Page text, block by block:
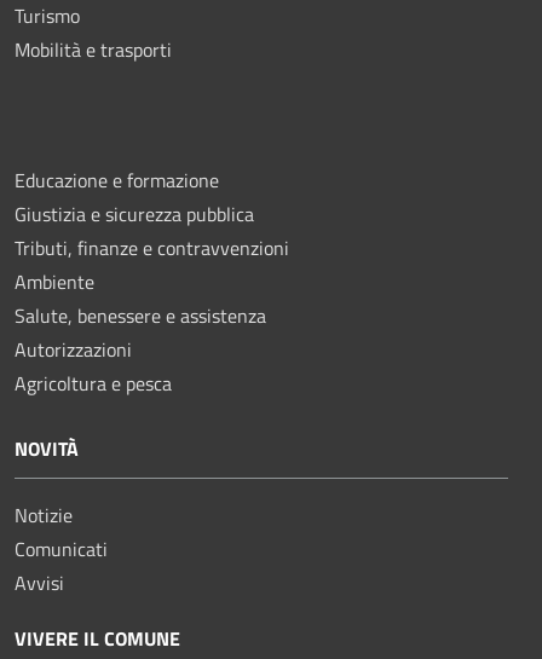
Turismo
Mobilità e trasporti
Educazione e formazione
Giustizia e sicurezza pubblica
Tributi, finanze e contravvenzioni
Ambiente
Salute, benessere e assistenza
Autorizzazioni
Agricoltura e pesca
NOVITÀ
Notizie
Comunicati
Avvisi
VIVERE IL COMUNE